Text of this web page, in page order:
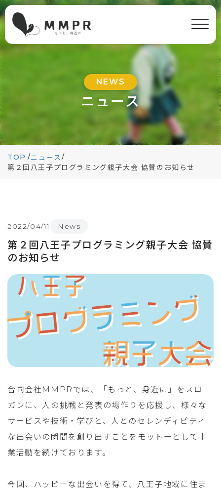
NEWS
ニュース
TOP /ニュース/
第２回八王子プログラミング親子大会 協賛のお知らせ
2022/04/11 News
第２回八王子プログラミング親子大会 協賛
のお知らせ
合同会社MMPRでは、「もっと、身近に」をスロー
ガンに、人の挑戦と発表の場作りを応援し、様々な
サービスや技術・学びと、人とのセレンディピティ
な出会いの瞬間を創り出すことをモットーとして事
業活動を続けております。
今回、ハッピーな出会いを得て、八王子地域に住ま